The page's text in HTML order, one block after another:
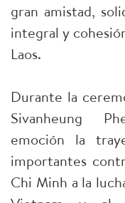
gran amistad,
integral y
Laos.
Durante la
Sivanheung
emoción la
importantes
Chi Minh a la